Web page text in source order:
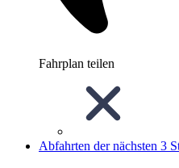
Fahrplan teilen
Abfahrten der nächsten 3